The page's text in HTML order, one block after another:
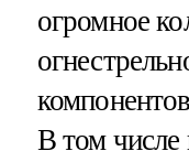
огромное
В том числе